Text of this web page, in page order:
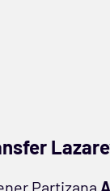
Partizana